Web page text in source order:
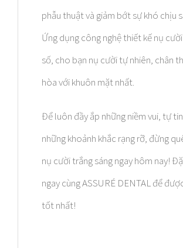
phẫu thuật và giảm bớt sự khó chịu
Ứng dụng công nghệ thiết kế nụ
số, cho bạn nụ cười tự nhiên, chân
hòa với khuôn mặt nhất.
Để luôn đầy ắp những niềm vui, tự
những khoảnh khắc rạng rỡ, đừng
nụ cười trắng sáng ngay hôm nay!
ngay cùng ASSURÉ DENTAL để
tốt nhất!